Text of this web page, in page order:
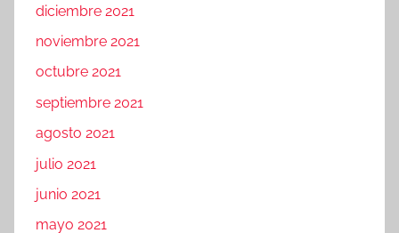
diciembre 2021
noviembre 2021
octubre 2021
septiembre 2021
agosto 2021
julio 2021
junio 2021
mayo 2021